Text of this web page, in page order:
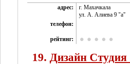
адрес:
г. Махачкала
ул. А. Алиева 9 "а"
телефон:
рейтинг:
19. Дизайн